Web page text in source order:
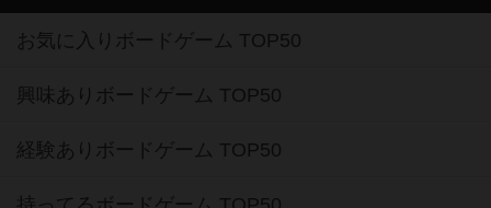
お気に入りボードゲーム TOP50
興味ありボードゲーム TOP50
経験ありボードゲーム TOP50